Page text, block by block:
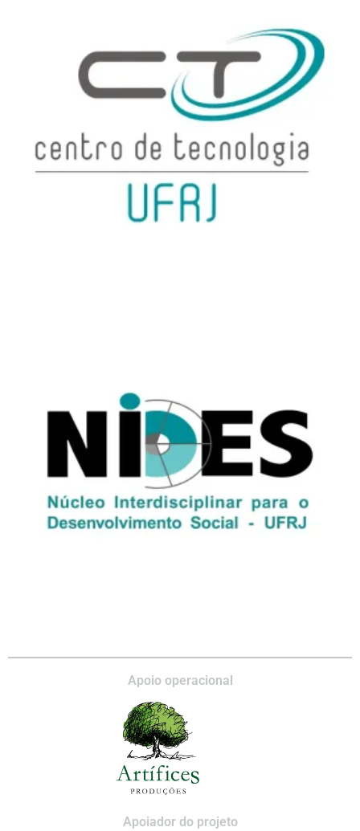
Apoio operacional
Apoiador do projeto